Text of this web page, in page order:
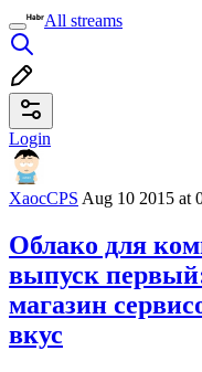
All streams
Login
XaocCPS Aug 10 2015 at
Облако для
выпуск
магазин
вкус